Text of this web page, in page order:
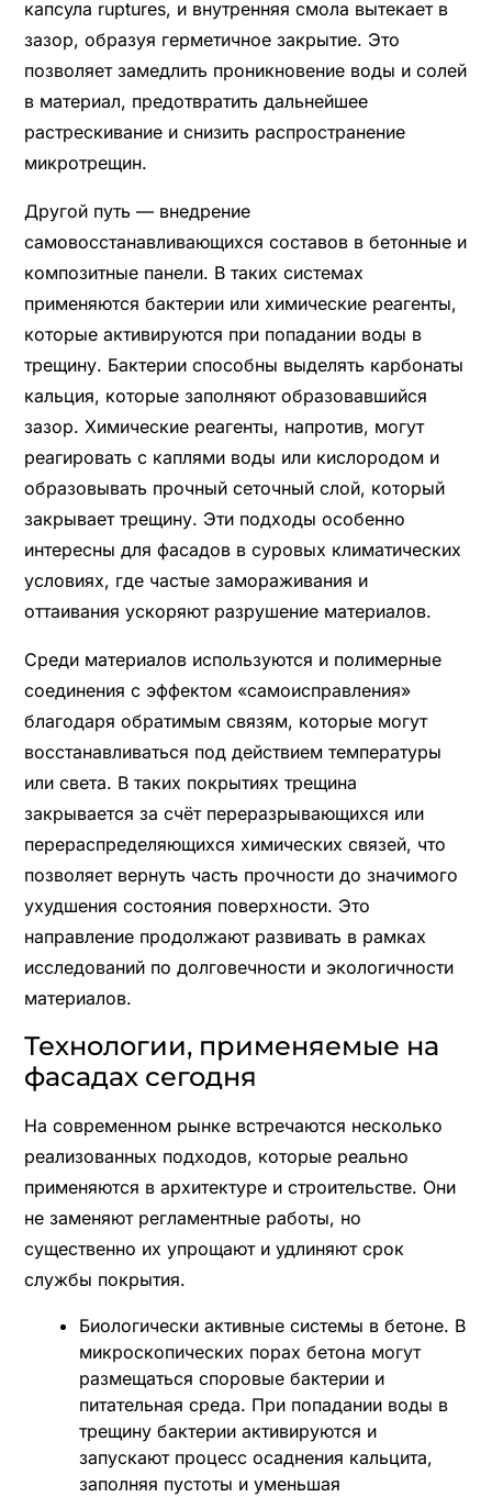
капсула ruptures, и внутренняя смола вытекает в
зазор, образуя герметичное закрытие. Это
позволяет замедлить проникновение воды и солей
в материал, предотвратить дальнейшее
растрескивание и снизить распространение
микротрещин.
Другой путь — внедрение
самовосстанавливающихся составов в бетонные и
композитные панели. В таких системах
применяются бактерии или химические реагенты,
которые активируются при попадании воды в
трещину. Бактерии способны выделять карбонаты
кальция, которые заполняют образовавшийся
зазор. Химические реагенты, напротив, могут
реагировать с каплями воды или кислородом и
образовывать прочный сеточный слой, который
закрывает трещину. Эти подходы особенно
интересны для фасадов в суровых климатических
условиях, где частые замораживания и
оттаивания ускоряют разрушение материалов.
Среди материалов используются и полимерные
соединения с эффектом «самоисправления»
благодаря обратимым связям, которые могут
восстанавливаться под действием температуры
или света. В таких покрытиях трещина
закрывается за счёт переразрывающихся или
перераспределяющихся химических связей, что
позволяет вернуть часть прочности до значимого
ухудшения состояния поверхности. Это
направление продолжают развивать в рамках
исследований по долговечности и экологичности
материалов.
Технологии, применяемые на
фасадах сегодня
На современном рынке встречаются несколько
реализованных подходов, которые реально
применяются в архитектуре и строительстве. Они
не заменяют регламентные работы, но
существенно их упрощают и удлиняют срок
службы покрытия.
Биологически активные системы в бетоне. В
микроскопических порах бетона могут
размещаться споровые бактерии и
питательная среда. При попадании воды в
трещину бактерии активируются и
запускают процесс осаднения кальцита,
заполняя пустоты и уменьшая